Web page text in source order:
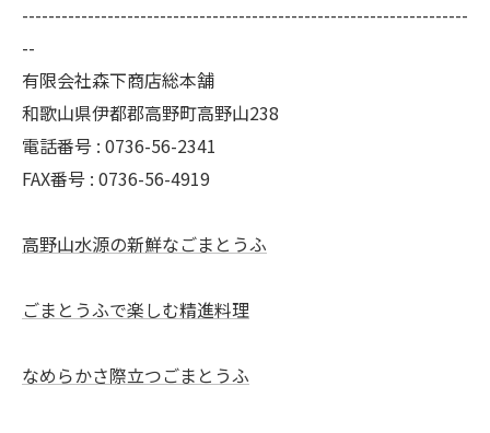
--------------------------------------------------------------------
--
有限会社森下商店総本舗
和歌山県伊都郡高野町高野山238
電話番号 : 0736-56-2341
FAX番号 : 0736-56-4919
高野山水源の新鮮なごまとうふ
ごまとうふで楽しむ精進料理
なめらかさ際立つごまとうふ